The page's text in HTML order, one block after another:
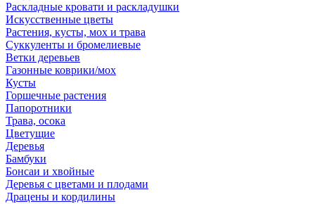
Раскладные кровати и раскладушки
Искусственные цветы
Растения, кусты, мох и трава
Суккуленты и бромелиевые
Ветки деревьев
Газонные коврики/мох
Кусты
Горшечные растения
Папоротники
Трава, осока
Цветущие
Деревья
Бамбуки
Бонсаи и хвойные
Деревья с цветами и плодами
Драцены и кордилины